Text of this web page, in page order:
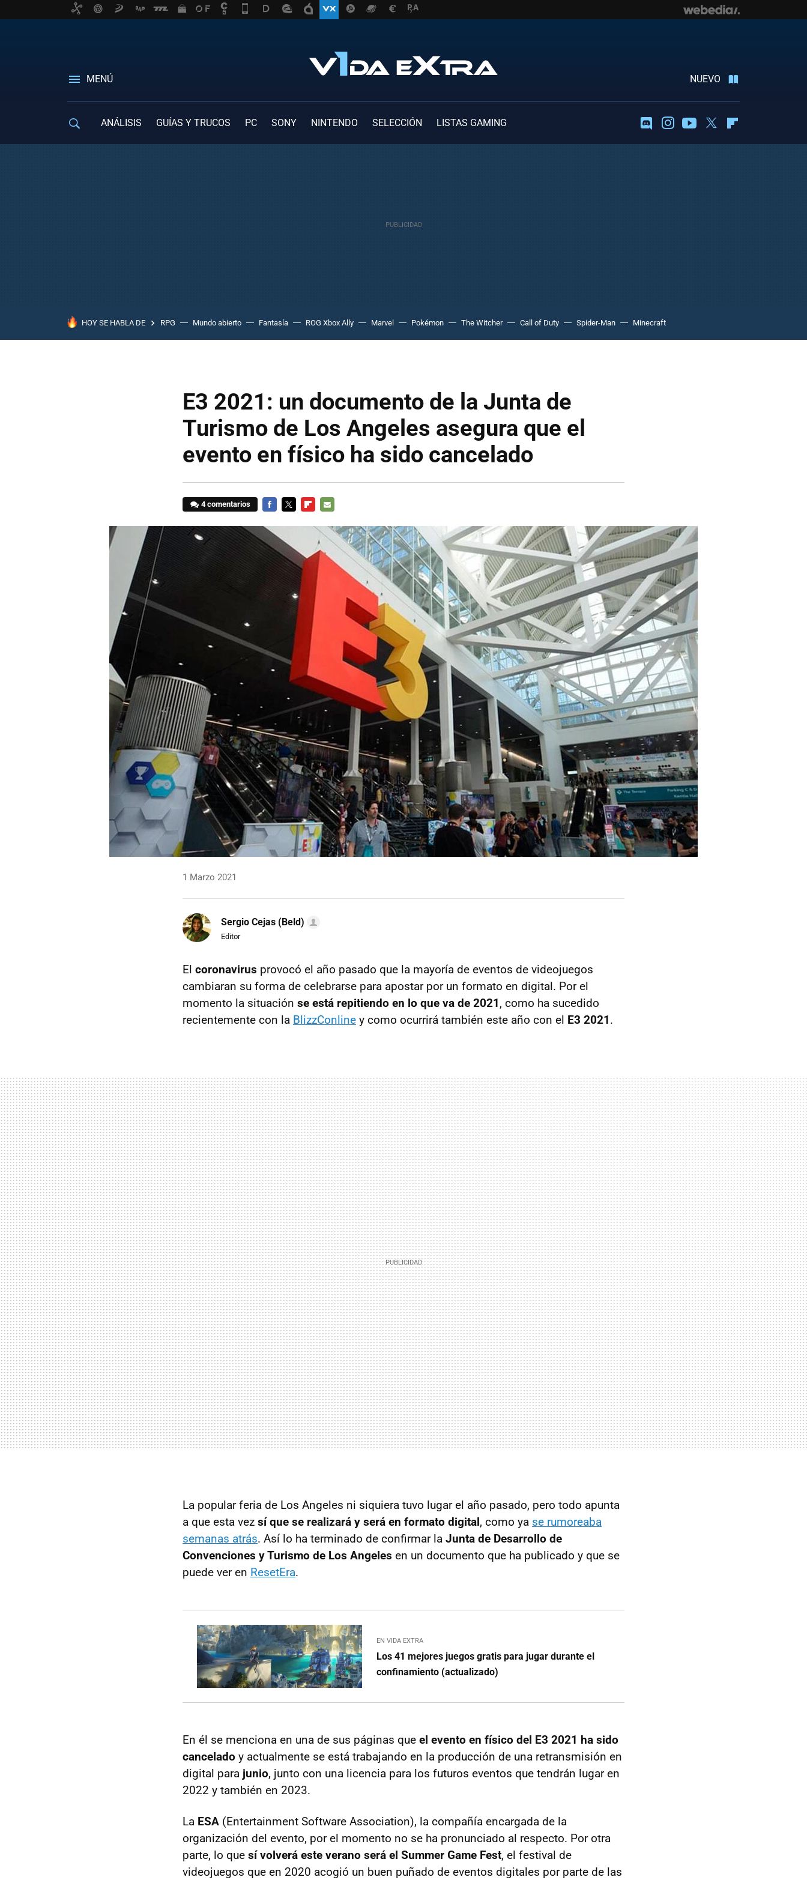
MENÚ NUEVO
ANÁLISIS GUÍAS Y TRUCOS PC SONY NINTENDO SELECCIÓN LISTAS GAMING DiscordInstagramYoutubeTwitter
HOY SE HABLA DE RPG Mundo abierto Fantasía ROG Xbox Ally Marvel Pokémon The Witcher Call of Duty Spider-Man Minecraft
E3 2021: un documento de la Junta de
Turismo de Los Angeles asegura que el
evento en físico ha sido cancelado
4 comentarios
MAIL
1 Marzo 2021
Sergio Cejas (Beld)
Editor
El coronavirus provocó el año pasado que la mayoría de eventos de videojuegos
cambiaran su forma de celebrarse para apostar por un formato en digital. Por el
momento la situación se está repitiendo en lo que va de 2021, como ha sucedido
recientemente con la BlizzConline y como ocurrirá también este año con el E3 2021.
La popular feria de Los Angeles ni siquiera tuvo lugar el año pasado, pero todo apunta
a que esta vez sí que se realizará y será en formato digital, como ya se rumoreaba
semanas atrás. Así lo ha terminado de confirmar la Junta de Desarrollo de
Convenciones y Turismo de Los Angeles en un documento que ha publicado y que se
puede ver en ResetEra.
EN VIDA EXTRA
Los 41 mejores juegos gratis para jugar durante el
confinamiento (actualizado)
En él se menciona en una de sus páginas que el evento en físico del E3 2021 ha sido
cancelado y actualmente se está trabajando en la producción de una retransmisión en
digital para junio, junto con una licencia para los futuros eventos que tendrán lugar en
2022 y también en 2023.
La ESA (Entertainment Software Association), la compañía encargada de la
organización del evento, por el momento no se ha pronunciado al respecto. Por otra
parte, lo que sí volverá este verano será el Summer Game Fest, el festival de
videojuegos que en 2020 acogió un buen puñado de eventos digitales por parte de las